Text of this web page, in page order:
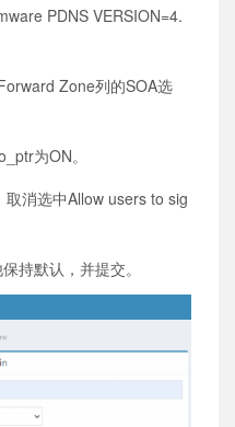
PDNS VERSION=4.
Zone列的SOA选
为ON。
消选中Allow users to sig
持默认，并提交。